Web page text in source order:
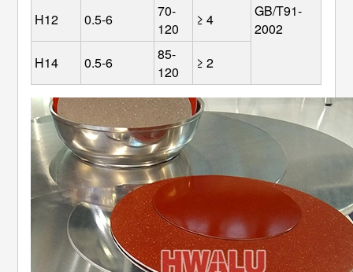
GB/T91-
2002
H12 0.5-6
70-
120
≥ 4
H14 0.5-6
85-
120
≥ 2